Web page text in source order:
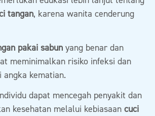
tangan, karena wanita cenderung
pakai sabunyang benar dan
meminimalkan risiko infeksi dan
angka kematian.
dapat mencegah penyakit dan
kesehatan melalui kebiasaan cuci